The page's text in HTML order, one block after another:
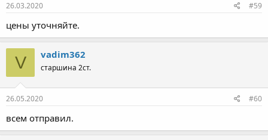
26.03.2020 #59
цены уточняйте.
V vadim362
старшина 2ст.
26.05.2020 #60
всем отправил.